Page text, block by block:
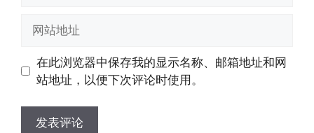
址
址
在此浏览器中保存我的显示名称、邮箱地址和网
站地址，以便下次评论时使用。